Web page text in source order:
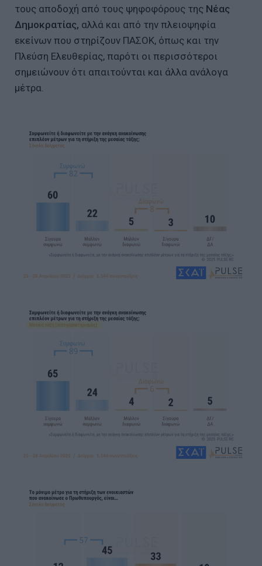
τους αποδοχή από τους ψηφοφόρους της Νέας
Δημοκρατίας, αλλά και από την πλειοψηφία
εκείνων που στηρίζουν ΠΑΣΟΚ, όπως και την
Πλεύση Ελευθερίας, παρότι οι περισσότεροι
σημειώνουν ότι απαιτούνται και άλλα ανάλογα
μέτρα.